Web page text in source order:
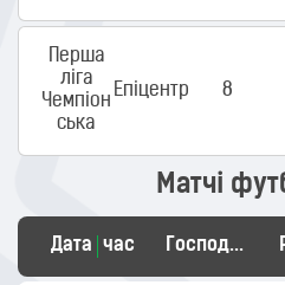
Перша
ліга
Чемпіон
ська
Епіцентр 8
Матчі
Дата час Господарі